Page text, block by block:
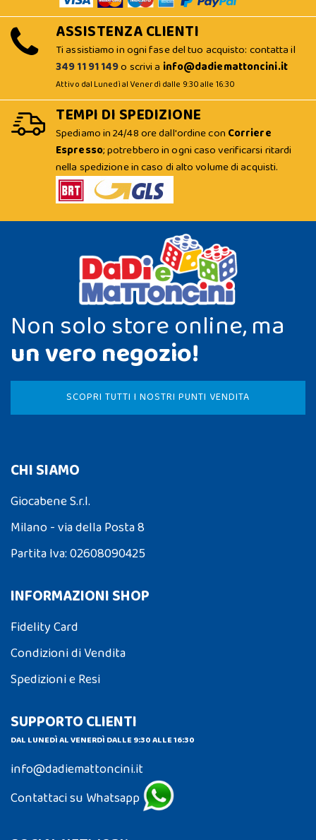
ASSISTENZA CLIENTI
Ti assistiamo in ogni fase del tuo acquisto: contatta il
349 11 91 149o scrivi a info@dadiemattoncini.it
Attivo dal Lunedì al Venerdì dalle 9:30 alle 16:30
TEMPI DI SPEDIZIONE
Spediamo in 24/48 ore dall'ordine con Corriere
Espresso; potrebbero in ogni caso verificarsi ritardi
nella spedizione in caso di alto volume di acquisti.
Non solo store online, ma
un vero negozio!
SCOPRI TUTTI I NOSTRI PUNTI VENDITA
CHI SIAMO
Giocabene S.r.l.
Milano - via della Posta 8
Partita Iva: 02608090425
INFORMAZIONI SHOP
Fidelity Card
Condizioni di Vendita
Spedizioni e Resi
SUPPORTO CLIENTI
DAL LUNEDÌ AL VENERDÌ DALLE 9:30 ALLE 16:30
info@dadiemattoncini.it
Contattaci su Whatsapp